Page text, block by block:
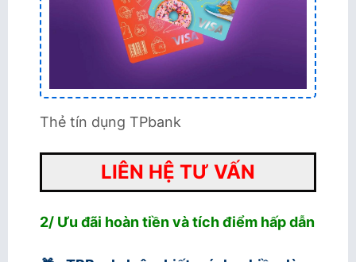
Thẻ tín dụng TPbank
LIÊN HỆ TƯ VẤN
2/ Ưu đãi hoàn tiền và tích điểm hấp dẫn